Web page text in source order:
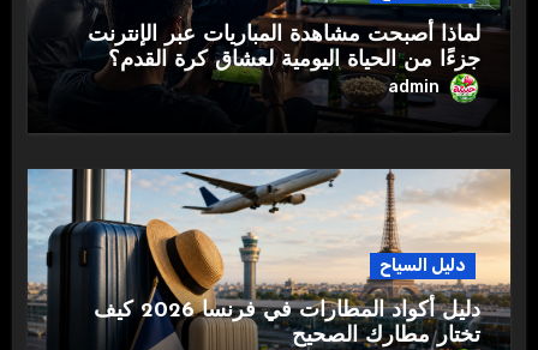
لماذا أصبحت مشاهدة المباريات عبر الإنترنت
جزءًا من الحياة اليومية لعشاق كرة القدم؟
admin
دليل السياح
دليل أكواد المطارات في فرنسا 2026 كيف
تختار مطارك الصحيح